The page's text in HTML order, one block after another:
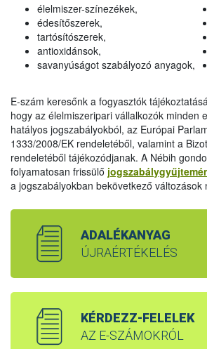
élelmiszer-színezékek,
édesítőszerek,
tartósítószerek,
antioxidánsok,
savanyúságot szabályozó anyagok,
E-szám keresőnk a fogyasztók
hogy az élelmiszeripari vállalkozók minden
hatályos jogszabályokból, az Európai
1333/2008/EK rendeletéből, valamint a
rendeletéből tájékozódjanak. A Nébih
folyamatosan frissülő
a jogszabályokban bekövetkező változások
ADALÉKANYAG
ÚJRAÉRTÉKELÉS
KÉRDEZZ-FELELEK
AZ E-SZÁMOKRÓL